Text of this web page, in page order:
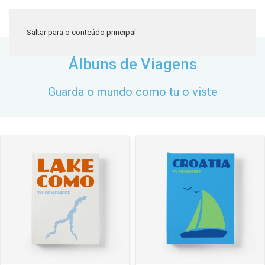
Saltar para o conteúdo principal
Álbuns de Viagens
Guarda o mundo como tu o viste